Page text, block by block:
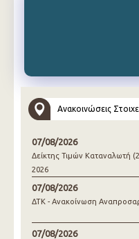
Ανακοινώσεις
07/08/2026
Δείκτης Τιμών Καταναλωτή
2026
07/08/2026
ΔΤΚ - Ανακοίνωση
07/08/2026